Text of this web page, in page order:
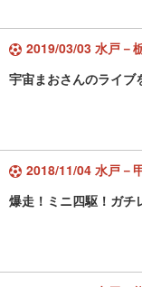
2019/03/03 水戸－
宇宙まおさんのライブ
2018/11/04 水戸－
爆走！ミニ四駆！ガ